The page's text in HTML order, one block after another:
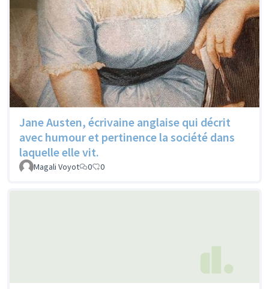
Jane Austen, écrivaine anglaise qui décrit
avec humour et pertinence la société dans
laquelle elle vit.
Magali Voyot 0 0